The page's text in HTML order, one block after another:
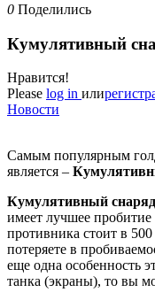
0 Поделились
Кумулятивный
Нравится!
Please log in или
Новости
Самым популярным
является –
Кумулятивный снаряд
имеет лучшее
противника стоит в
потеряете в
еще одна особенность
танка (экраны), то вы